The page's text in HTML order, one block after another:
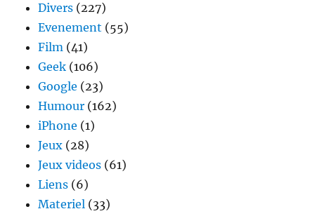
Divers (227)
Evenement (55)
Film (41)
Geek (106)
Google (23)
Humour (162)
iPhone (1)
Jeux (28)
Jeux videos (61)
Liens (6)
Materiel (33)